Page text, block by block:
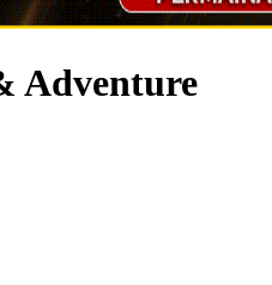
Adventure